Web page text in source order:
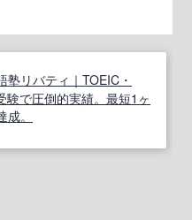
塾リバティ｜TOEIC・
験で圧倒的実績。最短1ヶ
。